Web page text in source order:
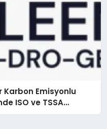
Karbon Emisyonlu
ISO ve TSSA